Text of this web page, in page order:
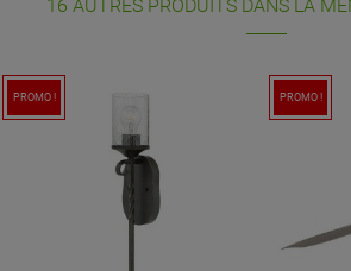
16 AUTRES PRODUITS DANS LA
PROMO ! PROMO !